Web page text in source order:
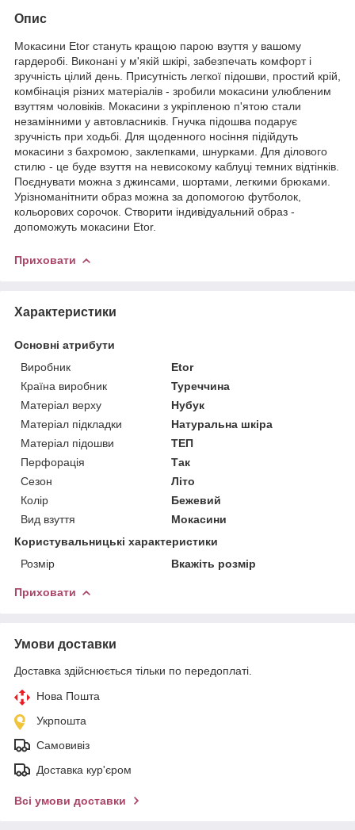
Опис
Мокасини Etor стануть кращою парою взуття у вашому
гардеробі. Виконані у м'якій шкірі, забезпечать комфорт і
зручність цілий день. Присутність легкої підошви, простий крій,
комбінація різних матеріалів - зробили мокасини улюбленим
взуттям чоловіків. Мокасини з укріпленою п'ятою стали
незамінними у автовласників. Гнучка підошва подарує
зручність при ходьбі. Для щоденного носіння підійдуть
мокасини з бахромою, заклепками, шнурками. Для ділового
стилю - це буде взуття на невисокому каблуці темних відтінків.
Поєднувати можна з джинсами, шортами, легкими брюками.
Урізноманітнити образ можна за допомогою футболок,
кольорових сорочок. Створити індивідуальний образ -
допоможуть мокасини Etor.
Приховати
Характеристики
Основні атрибути
Виробник
Etor
Країна виробник
Туреччина
Матеріал верху
Нубук
Матеріал підкладки
Натуральна шкіра
Матеріал підошви
ТЕП
Перфорація
Так
Сезон
Літо
Колір
Бежевий
Вид взуття
Мокасини
Користувальницькі характеристики
Розмір
Вкажіть розмір
Приховати
Умови доставки
Доставка здійснюється тільки по передоплаті.
Нова Пошта
Укрпошта
Самовивіз
Доставка кур'єром
Всі умови доставки